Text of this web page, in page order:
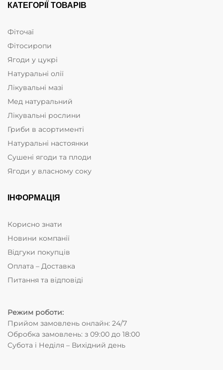
КАТЕГОРІЇ ТОВАРІВ
Фіточаї
Фітосиропи
Ягоди у цукрі
Натуральні олії
Лікувальні мазі
Мед натуральний
Лікувальні рослини
Гриби в асортименті
Натуральні настоянки
Сушені ягоди та плоди
Ягоди у власному соку
ІНФОРМАЦІЯ
Корисно знати
Новини компанії
Відгуки покупців
Оплата – Доставка
Питання та відповіді
Режим роботи:
Прийом замовлень онлайн: 24/7
Обробка замовлень: з 09:00 до 18:00
Субота i Неділя – Вихідний день